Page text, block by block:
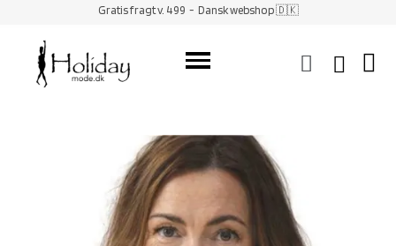
Gratis fragt v. 499 - Dansk webshop 🇩🇰